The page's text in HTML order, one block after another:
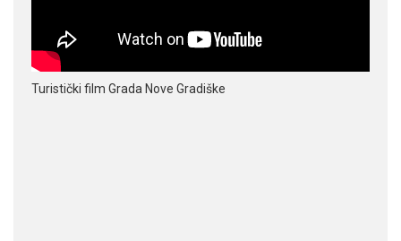
Turistički film Grada Nove Gradiške